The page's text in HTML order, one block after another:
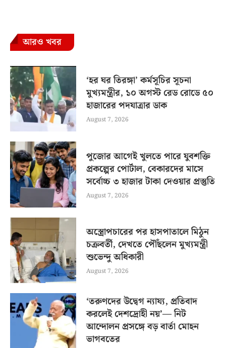
আরও খবর
‘হর ঘর তিরঙ্গা’ কর্মসূচির সূচনা
মুখ্যমন্ত্রীর, ১০ অগস্ট রেড রোডে ৫০
হাজারের পদযাত্রার ডাক
August 7, 2026
পুজোর আগেই খুলতে পারে যুবশক্তি
প্রকল্পের পোর্টাল, বেকারদের মাসে
সর্বোচ্চ ৩ হাজার টাকা দেওয়ার প্রস্তুতি
August 7, 2026
অস্ত্রোপচারের পর হাসপাতালে মিঠুন
চক্রবর্তী, দেখতে পৌঁছলেন মুখ্যমন্ত্রী
শুভেন্দু অধিকারী
August 7, 2026
‘তরুণদের উদ্বেগ ন্যায্য, প্রতিবাদ
করলেই দেশদ্রোহী নয়’— নিট
আন্দোলন প্রসঙ্গে বড় বার্তা মোহন
ভাগবতের